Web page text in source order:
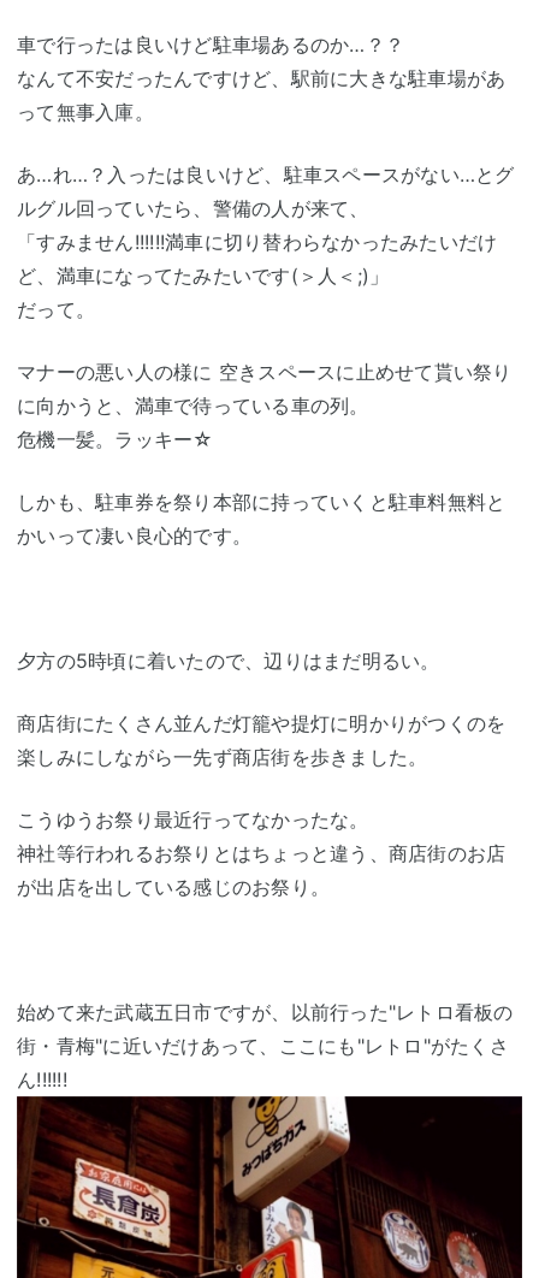
車で行ったは良いけど駐車場あるのか…？？
なんて不安だったんですけど、駅前に大きな駐車場があ
って無事入庫。
あ…れ…？入ったは良いけど、駐車スペースがない…とグ
ルグル回っていたら、警備の人が来て、
「すみません!!!!!!満車に切り替わらなかったみたいだけ
ど、満車になってたみたいです(＞人＜;)」
だって。
マナーの悪い人の様に 空きスペースに止めせて貰い祭り
に向かうと、満車で待っている車の列。
危機一髪。ラッキー☆
しかも、駐車券を祭り本部に持っていくと駐車料無料と
かいって凄い良心的です。
夕方の5時頃に着いたので、辺りはまだ明るい。
商店街にたくさん並んだ灯籠や提灯に明かりがつくのを
楽しみにしながら一先ず商店街を歩きました。
こうゆうお祭り最近行ってなかったな。
神社等行われるお祭りとはちょっと違う、商店街のお店
が出店を出している感じのお祭り。
始めて来た武蔵五日市ですが、以前行った"レトロ看板の
街・青梅"に近いだけあって、ここにも"レトロ"がたくさ
ん!!!!!!